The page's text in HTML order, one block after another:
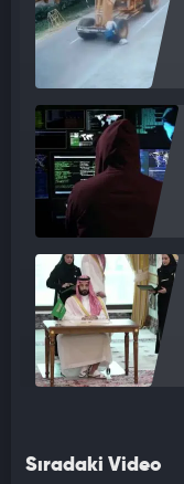
Sıradaki Video